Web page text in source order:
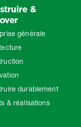
&
générale
durablement
& réalisations